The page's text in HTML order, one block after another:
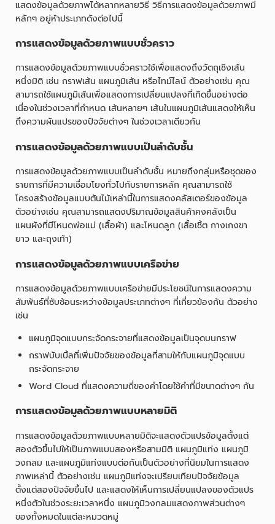
แสดงข้อมูลด้วยภาพได้หลากหลายวิธี วิธีการแสดงข้อมูลด้วยภาพมี
หลักๆ อยู่ห้าประเภทดังต่อไปนี้
การแสดงข้อมูลด้วยภาพแบบชั่วคราว
การแสดงข้อมูลด้วยภาพแบบชั่วคราวใช้เพื่อแสดงถึงวัตถุเชิงเส้น
หนึ่งมิติ เช่น กราฟเส้น แผนภูมิเส้น หรือไทม์ไลน์ ตัวอย่างเช่น คุณ
สามารถใช้แผนภูมิเส้นเพื่อแสดงการเปลี่ยนแปลงที่เกิดขึ้นอย่างต่อ
เนื่องในช่วงเวลาที่กำหนด เส้นหลายๆ เส้นในแผนภูมิเส้นแสดงให้เห็น
ถึงความผันแปรของปัจจัยต่างๆ ในช่วงเวลาเดียวกัน
การแสดงข้อมูลด้วยภาพแบบเป็นลำดับชั้น
การแสดงข้อมูลด้วยภาพแบบเป็นลำดับชั้น หมายถึงกลุ่มหรือชุดของ
รายการที่มีความเชื่อมโยงทั่วไปกับรายการหลัก คุณสามารถใช้
โครงสร้างข้อมูลแบบต้นไม้เหล่านี้ในการแสดงคลัสเตอร์ของข้อมูล
ตัวอย่างเช่น คุณสามารถแสดงปริมาณข้อมูลสินค้าคงคลังเป็น
แผนผังที่มีโหนดพ่อแม่ (เสื้อผ้า) และโหนดลูก (เสื้อเชิ้ต กางเกงขา
ยาว และถุงเท้า)
การแสดงข้อมูลด้วยภาพแบบเครือข่าย
การแสดงข้อมูลด้วยภาพแบบเครือข่ายมีประโยชน์ในการแสดงความ
สัมพันธ์ที่ซับซ้อนระหว่างข้อมูลประเภทต่างๆ ที่เกี่ยวข้องกัน ตัวอย่าง
เช่น
แผนภูมิจุดแบบกระจัดกระจายที่แสดงข้อมูลเป็นจุดบนกราฟ
กราฟบับเบิ้ลที่เพิ่มปัจจัยของข้อมูลที่สามให้กับแผนภูมิจุดแบบ
กระจัดกระจาย
Word Cloud ที่แสดงความถี่ของคำโดยใช้คำที่มีขนาดต่างๆ กัน
การแสดงข้อมูลด้วยภาพแบบหลายมิติ
การแสดงข้อมูลด้วยภาพแบบหลายมิติจะแสดงตัวแปรข้อมูลตั้งแต่
สองตัวขึ้นไปให้เป็นภาพแบบสองหรือสามมิติ แผนภูมิแท่ง แผนภูมิ
วงกลม และแผนภูมิแท่งแบบต่อกันเป็นตัวอย่างที่นิยมในการแสดง
ภาพเหล่านี้ ตัวอย่างเช่น แผนภูมิแท่งจะเปรียบเทียบปัจจัยข้อมูล
ตั้งแต่สองปัจจัยขึ้นไป และแสดงให้เห็นการเปลี่ยนแปลงของตัวแปร
หนึ่งตัวในช่วงระยะเวลาหนึ่ง แผนภูมิวงกลมแสดงภาพส่วนต่างๆ
ของทั้งหมดในแต่ละหมวดหมู่